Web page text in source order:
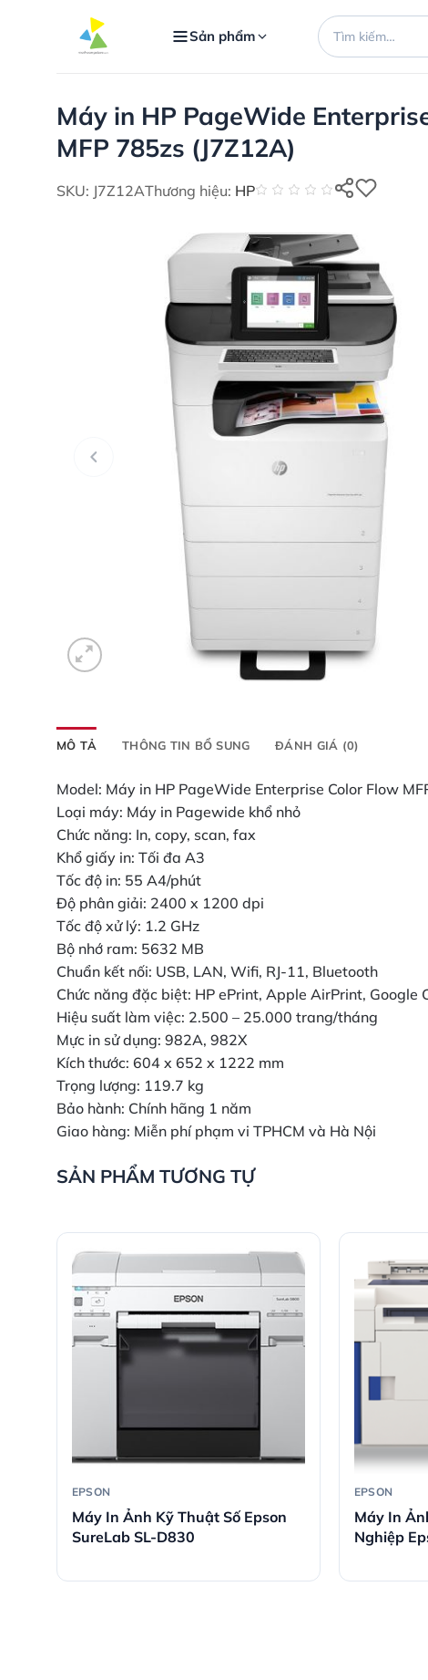
Sản phẩm
Tìm
kiếm:
Máy in HP PageWide
MFP 785zs (J7Z12A)
SKU: J7Z12AThương hiệu: HP
MÔ TẢ THÔNG TIN BỔ SUNG ĐÁNH GIÁ (0)
Model: Máy in HP PageWide Enterprise Color Flow
Loại máy: Máy in Pagewide khổ nhỏ
Chức năng: In, copy, scan, fax
Khổ giấy in: Tối đa A3
Tốc độ in: 55 A4/phút
Độ phân giải: 2400 x 1200 dpi
Tốc độ xử lý: 1.2 GHz
Bộ nhớ ram: 5632 MB
Chuẩn kết nối: USB, LAN, Wifi, RJ-11, Bluetooth
Chức năng đặc biệt: HP ePrint, Apple AirPrint, Google
Hiệu suất làm việc: 2.500 – 25.000 trang/tháng
Mực in sử dụng: 982A, 982X
Kích thước: 604 x 652 x 1222 mm
Trọng lượng: 119.7 kg
Bảo hành: Chính hãng 1 năm
Giao hàng: Miễn phí phạm vi TPHCM và Hà Nội
SẢN PHẨM TƯƠNG TỰ
EPSON
Máy In Ảnh Kỹ Thuật Số Epson
SureLab SL-D830
EPSON
Máy In
Nghiệp